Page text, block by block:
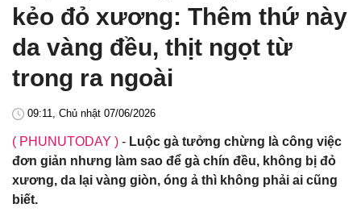
kẻo đỏ xương: Thêm thứ này
da vàng đều, thịt ngọt từ
trong ra ngoài
09:11, Chủ nhật 07/06/2026
( PHUNUTODAY ) - Luộc gà tưởng chừng là công việc
đơn giản nhưng làm sao để gà chín đều, không bị đỏ
xương, da lại vàng giòn, óng ả thì không phải ai cũng
biết.